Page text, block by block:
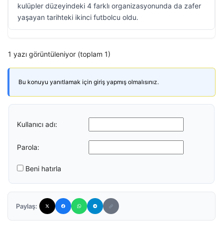
kulüpler düzeyindeki 4 farklı organizasyonunda da zafer
yaşayan tarihteki ikinci futbolcu oldu.
1 yazı görüntüleniyor (toplam 1)
Bu konuyu yanıtlamak için giriş yapmış olmalısınız.
Kullanıcı adı:
Parola:
Beni hatırla
Paylaş: